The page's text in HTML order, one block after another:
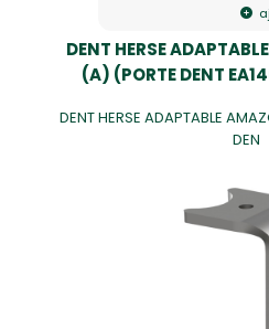
DENT HERSE
(A) (PORTE DENT
DENT HERSE ADAPTABLE
DEN